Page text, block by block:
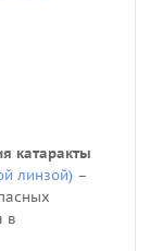
катаракты
линзой) –
в